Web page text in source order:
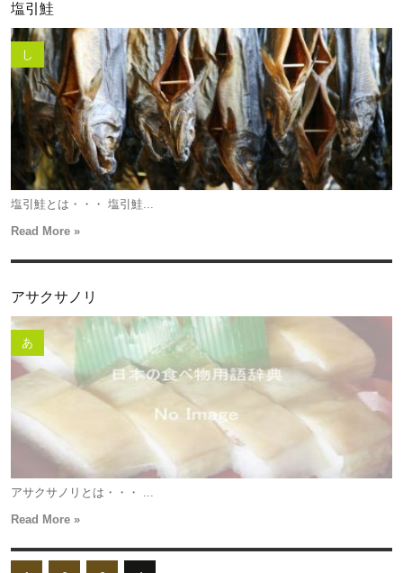
塩引鮭
し
塩引鮭とは・・・ 塩引鮭...
Read More »
アサクサノリ
あ
アサクサノリとは・・・ ...
Read More »